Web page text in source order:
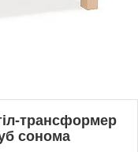
трансформер
сонома